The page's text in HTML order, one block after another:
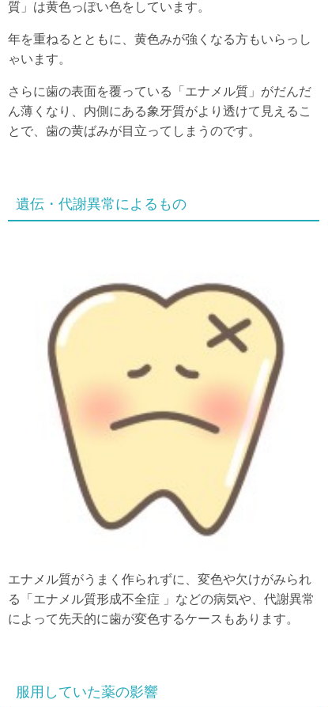
質」は黄色っぽい色をしています。
年を重ねるとともに、黄色みが強くなる方もいらっし
ゃいます。
さらに歯の表面を覆っている「エナメル質」がだんだ
ん薄くなり、内側にある象牙質がより透けて見えるこ
とで、歯の黄ばみが目立ってしまうのです。
遺伝・代謝異常によるもの
エナメル質がうまく作られずに、変色や欠けがみられ
る「エナメル質形成不全症 」などの病気や、代謝異常
によって先天的に歯が変色するケースもあります。
服用していた薬の影響